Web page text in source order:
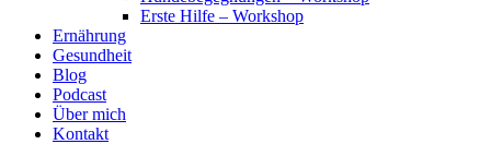
Erste Hilfe – Workshop
Ernährung
Gesundheit
Blog
Podcast
Über mich
Kontakt